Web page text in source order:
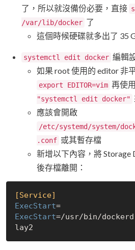
了，所以就沒備份必要，直接
/var/lib/docker 了
這個時候硬碟就多出了 35
systemctl edit docker 編輯
如果 root 使用的 editor 非
export EDITOR=vim 再使用
"systemctl edit docker"
應該會開啟
/etc/systemd/system/
.conf 或其暫存檔
新增以下內容，將 Storage
後存檔離開：
[Service]
ExecStart
ExecStart=/usr/bin/